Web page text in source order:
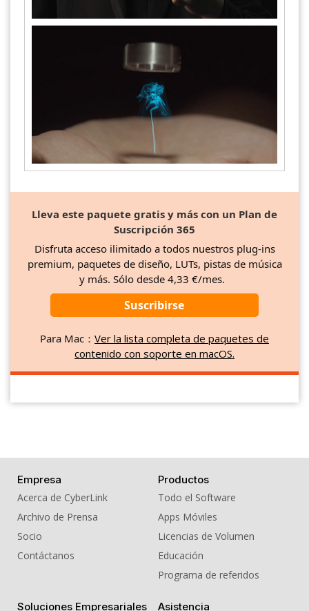
Lleva este paquete gratis y más con un Plan de
Suscripción 365
Disfruta acceso ilimitado a todos nuestros plug-ins
premium, paquetes de diseño, LUTs, pistas de música
y más. Sólo desde 4,33 €/mes.
Suscribirse
Para Mac： Ver la lista completa de paquetes de
contenido con soporte en macOS.
Empresa
Acerca de CyberLink
Archivo de Prensa
Socio
Contáctanos
Productos
Todo el Software
Apps Móviles
Licencias de Volumen
Educación
Programa de referidos
Soluciones Empresariales Asistencia